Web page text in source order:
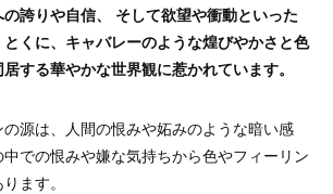
誇りや自信、 そして欲望や衝動といった
とくに、キャバレーのような煌びやかさと色
する華やかな世界観に惹かれています。
源は、人間の恨みや妬みのような暗い感
での恨みや嫌な気持ちから色やフィーリン
ます。